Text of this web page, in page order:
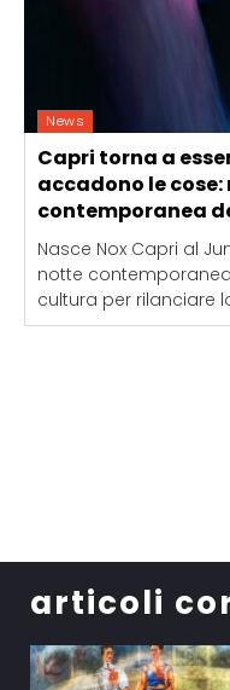
News
Capri torna a
accadono le cose:
contemporanea
Nasce Nox Capri al
notte
cultura per rilanciare
articoli